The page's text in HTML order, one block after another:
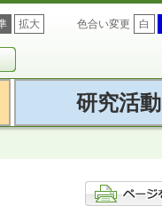
拡大 色合い変更 白
研究活動